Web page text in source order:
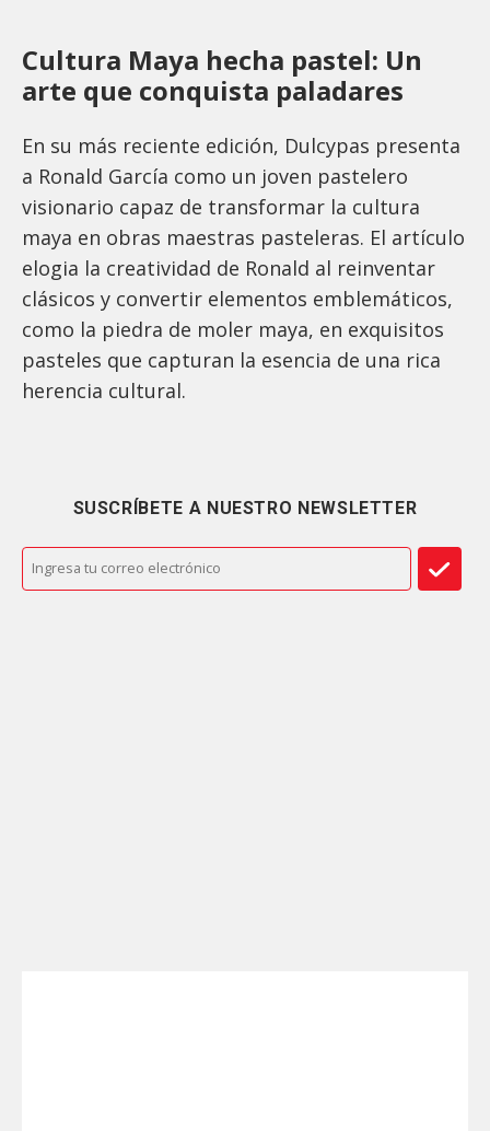
Cultura Maya hecha pastel: Un
arte que conquista paladares
En su más reciente edición, Dulcypas presenta
a Ronald García como un joven pastelero
visionario capaz de transformar la cultura
maya en obras maestras pasteleras. El artículo
elogia la creatividad de Ronald al reinventar
clásicos y convertir elementos emblemáticos,
como la piedra de moler maya, en exquisitos
pasteles que capturan la esencia de una rica
herencia cultural.
SUSCRÍBETE A NUESTRO NEWSLETTER